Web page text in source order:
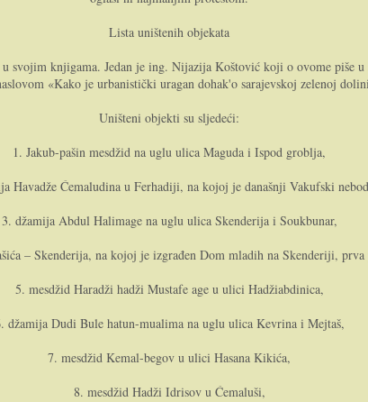
Lista uništenih objekata
svojim knjigama. Jedan je ing. Nijazija Koštović koji o ovome piše
«Kako je urbanistički uragan dohak'o sarajevskoj zelenoj
Uništeni objekti su sljedeći:
1. Jakub-pašin mesdžid na uglu ulica Maguda i Ispod groblja,
Havadže Ćemaludina u Ferhadiji, na kojoj je današnji Vakufski
3. džamija Abdul Halimage na uglu ulica Skenderija i Soukbunar,
– Skenderija, na kojoj je izgrađen Dom mladih na Skenderiji,
5. mesdžid Haradži hadži Mustafe age u ulici Hadžiabdinica,
džamija Dudi Bule hatun-mualima na uglu ulica Kevrina i Mejtaš,
7. mesdžid Kemal-begov u ulici Hasana Kikića,
8. mesdžid Hadži Idrisov u Ćemaluši,